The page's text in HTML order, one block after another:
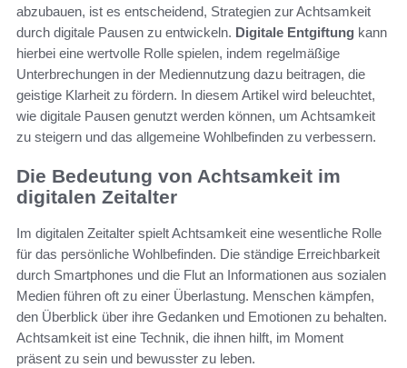
abzubauen, ist es entscheidend, Strategien zur Achtsamkeit
durch digitale Pausen zu entwickeln. Digitale Entgiftung kann
hierbei eine wertvolle Rolle spielen, indem regelmäßige
Unterbrechungen in der Mediennutzung dazu beitragen, die
geistige Klarheit zu fördern. In diesem Artikel wird beleuchtet,
wie digitale Pausen genutzt werden können, um Achtsamkeit
zu steigern und das allgemeine Wohlbefinden zu verbessern.
Die Bedeutung von Achtsamkeit im
digitalen Zeitalter
Im digitalen Zeitalter spielt Achtsamkeit eine wesentliche Rolle
für das persönliche Wohlbefinden. Die ständige Erreichbarkeit
durch Smartphones und die Flut an Informationen aus sozialen
Medien führen oft zu einer Überlastung. Menschen kämpfen,
den Überblick über ihre Gedanken und Emotionen zu behalten.
Achtsamkeit ist eine Technik, die ihnen hilft, im Moment
präsent zu sein und bewusster zu leben.